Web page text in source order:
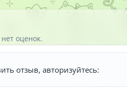
оценок.
отзыв, авторизуйтесь: